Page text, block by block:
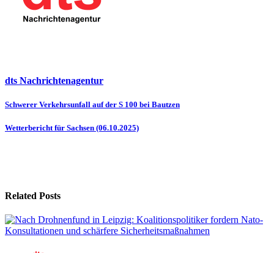
dts Nachrichtenagentur
Beitragsnavigation
Schwerer Verkehrsunfall auf der S 100 bei Bautzen
Wetterbericht für Sachsen (06.10.2025)
Related Posts